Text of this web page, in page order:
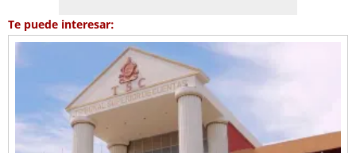
Te puede interesar: